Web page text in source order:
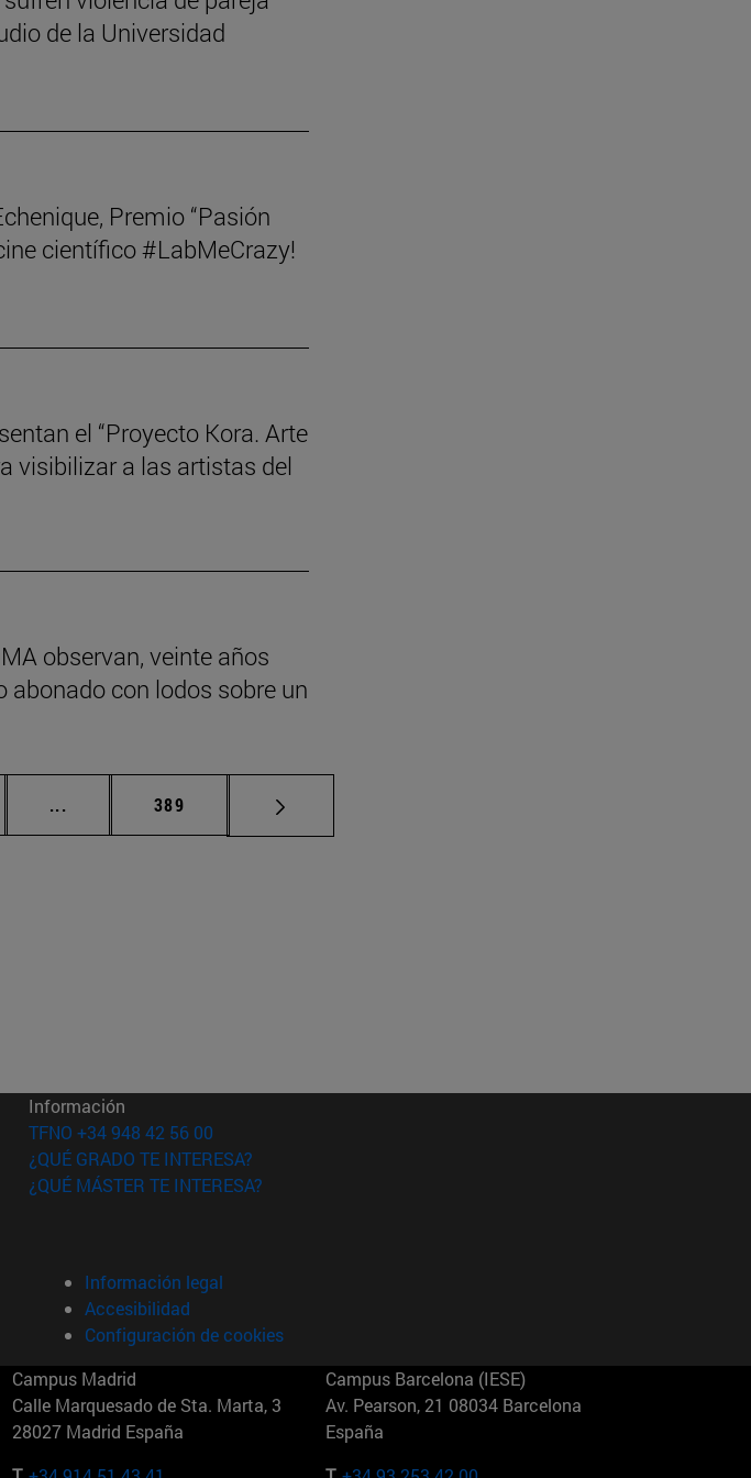
de la Universidad
Premio “Pasión
científico #LabMeCrazy!
el “Proyecto Kora. Arte
visibilizar a las artistas del
observan, veinte años
abonado con lodos sobre un
... Páginas intermedias Use TAB para desplazarse.
Página
389
ventana)
ventana)
ventana)
Información
TFNO +34 948 42 56 00
¿QUÉ GRADO TE INTERESA?
¿QUÉ MÁSTER TE INTERESA?
Información legal
Accesibilidad
Configuración de cookies
Campus Madrid
Calle Marquesado de Sta. Marta, 3
28027 Madrid España
Campus Barcelona (IESE)
Av. Pearson, 21 08034 Barcelona
España